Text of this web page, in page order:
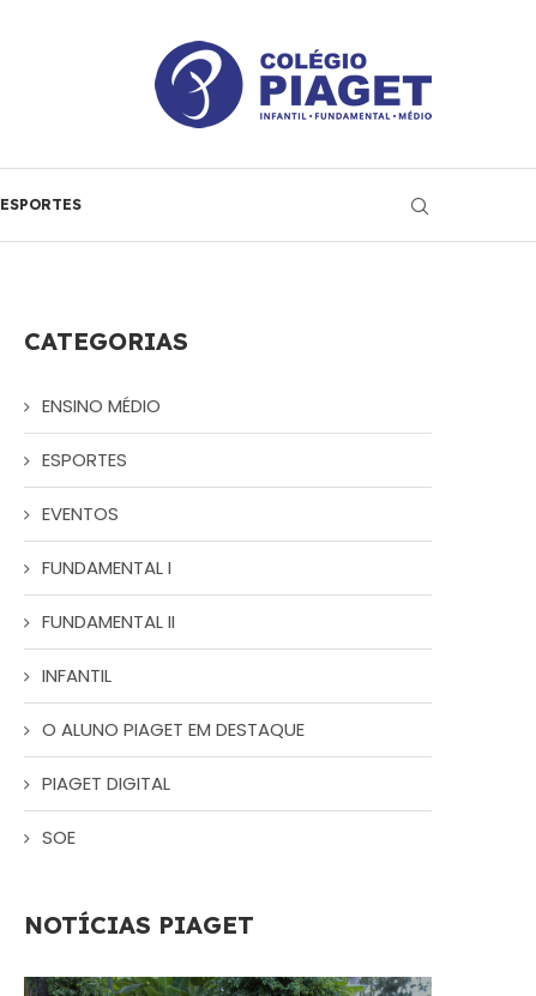
ESPORTES
CATEGORIAS
ENSINO MÉDIO
ESPORTES
EVENTOS
FUNDAMENTAL I
FUNDAMENTAL II
INFANTIL
O ALUNO PIAGET EM DESTAQUE
PIAGET DIGITAL
SOE
NOTÍCIAS PIAGET